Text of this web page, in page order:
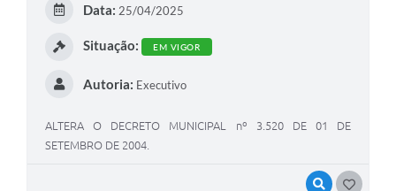
VISUALIZAR
Data: 25/04/2025
Situação: EM VIGOR
Autoria: Executivo
ALTERA O DECRETO MUNICIPAL nº 3.520 DE 01 DE
SETEMBRO DE 2004.